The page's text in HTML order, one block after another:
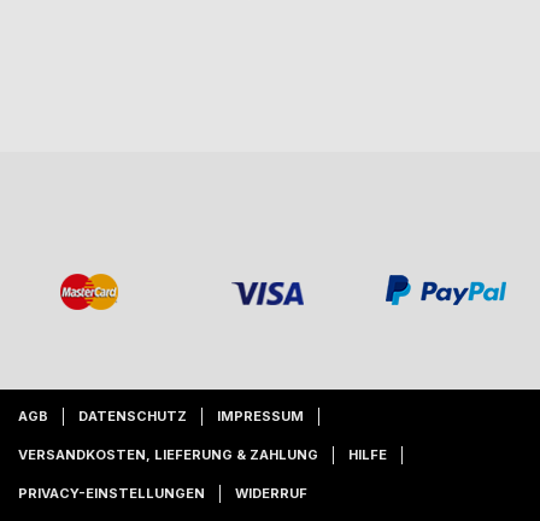
AGB DATENSCHUTZ IMPRESSUM
VERSANDKOSTEN, LIEFERUNG & ZAHLUNG HILFE
PRIVACY-EINSTELLUNGEN WIDERRUF